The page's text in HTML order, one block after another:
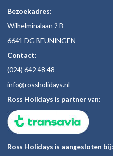
Bezoekadres:
Wilhelminalaan 2 B
6641 DG BEUNINGEN
Contact:
(024) 642 48 48
info@rossholidays.nl
Ross Holidays is partner van:
Ross Holidays is aangesloten bij: